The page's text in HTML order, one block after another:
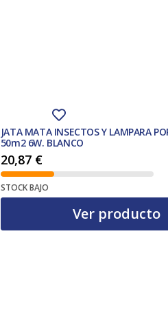
JATA MATA INSECTOS Y LAMPARA
50m2 6W. BLANCO
20,87 €
STOCK BAJO
Ver producto